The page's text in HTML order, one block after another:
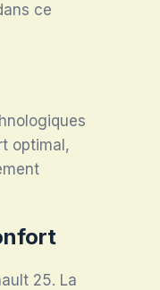
ce
optimal,
25. La